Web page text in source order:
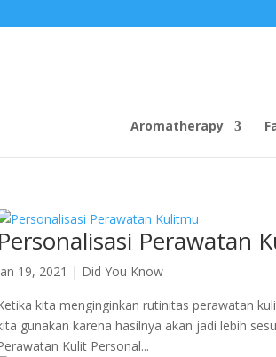
Aromatherapy
Personalisasi Perawatan
19, 2021 | Did You Know
kita menginginkan rutinitas perawatan
gunakan karena hasilnya akan jadi lebih
Kulit Personal...